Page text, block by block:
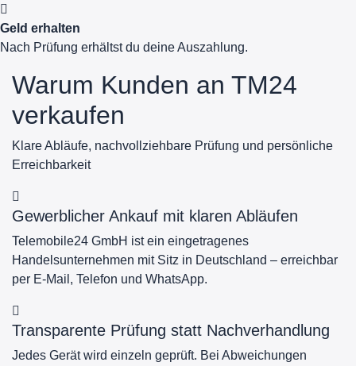
Geld erhalten
Nach Prüfung erhältst du deine Auszahlung.
Warum Kunden an TM24
verkaufen
Klare Abläufe, nachvollziehbare Prüfung und persönliche
Erreichbarkeit
Gewerblicher Ankauf mit klaren Abläufen
Telemobile24 GmbH ist ein eingetragenes
Handelsunternehmen mit Sitz in Deutschland – erreichbar
per E-Mail, Telefon und WhatsApp.
Transparente Prüfung statt Nachverhandlung
Jedes Gerät wird einzeln geprüft. Bei Abweichungen